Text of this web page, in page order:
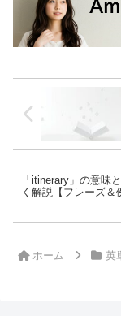
「itinerary」の意味
く解説【フレーズ＆
ホーム 英